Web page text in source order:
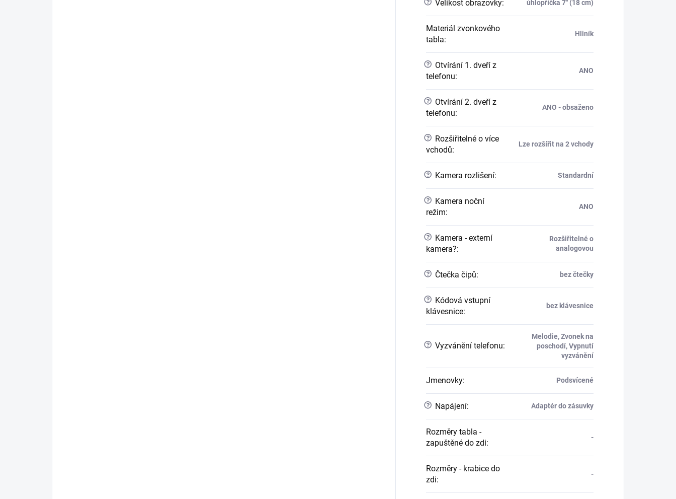
? Velikost obrazovky: úhlopříčka 7" (18 cm)
Materiál zvonkového
tabla:
Hliník
? Otvírání 1. dveří z
telefonu:
ANO
? Otvírání 2. dveří z
telefonu:
ANO - obsaženo
? Rozšiřitelné o více
vchodů:
Lze rozšířit na 2 vchody
? Kamera rozlišení: Standardní
? Kamera noční
režim:
ANO
? Kamera - externí
kamera?:
Rozšiřitelné o
analogovou
? Čtečka čipů: bez čtečky
? Kódová vstupní
klávesnice:
bez klávesnice
? Vyzvánění telefonu:
Melodie, Zvonek na
poschodí, Vypnutí
vyzvánění
Jmenovky: Podsvícené
? Napájení: Adaptér do zásuvky
Rozměry tabla -
zapuštěné do zdi:
-
Rozměry - krabice do
zdi:
-